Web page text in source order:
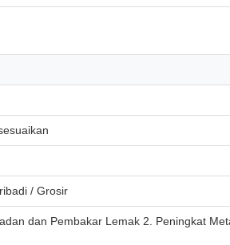
/ Grosir
dan Pembakar Lemak 2. Peningkat